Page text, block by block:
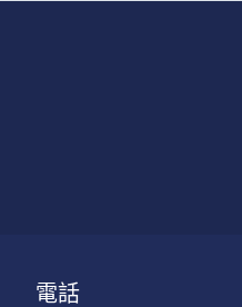
電話